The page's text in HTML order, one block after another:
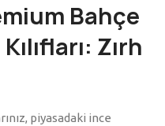
Bahçe
Zırh
piyasadaki ince